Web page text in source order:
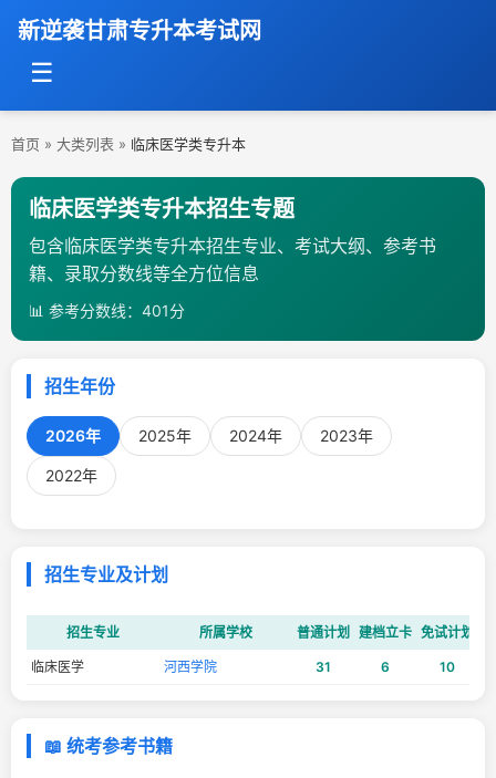
新逆袭甘肃专升本考试网
☰
首页 » 大类列表 » 临床医学类专升本
临床医学类专升本招生专题
包含临床医学类专升本招生专业、考试大纲、参考书
籍、录取分数线等全方位信息
📊 参考分数线：401分
招生年份
2026年 2025年 2024年 2023年
2022年
招生专业及计划
招生专业 所属学校 普通计划 建档立卡 免试计划
临床医学 河西学院 31 6 10
📖 统考参考书籍